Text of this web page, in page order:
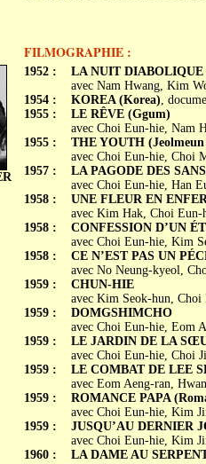
FILMOGRAPHIE :
1952 :
1954 :
1955 :
1955 :
1957 :
1958 :
1958 :
1958 :
1959 :
1959 :
1959 :
1959 :
1959 :
1959 :
1960 :
LA NUIT DIABOLIQUE
avec Nam Hwang, Kim
KOREA (Korea),
LE RÊVE (Ggum)
avec Choi Eun-hie, Nam
THE YOUTH (Jeolmeun
avec Choi Eun-hie, Choi
LA PAGODE DES
avec Choi Eun-hie, Han
UNE FLEUR EN
avec Kim Hak, Choi Eun-
CONFESSION D’UN
avec Choi Eun-hie, Kim
CE N’EST PAS UN
avec No Neung-kyeol,
CHUN-HIE
avec Kim Seok-hun,
DOMGSHIMCHO
avec Choi Eun-hie, Eom
LE JARDIN DE LA
avec Choi Eun-hie, Choi
LE COMBAT DE LEE
avec Eom Aeng-ran,
ROMANCE PAPA
avec Choi Eun-hie, Kim
JUSQU’AU DERNIER
avec Choi Eun-hie, Kim
LA DAME AU